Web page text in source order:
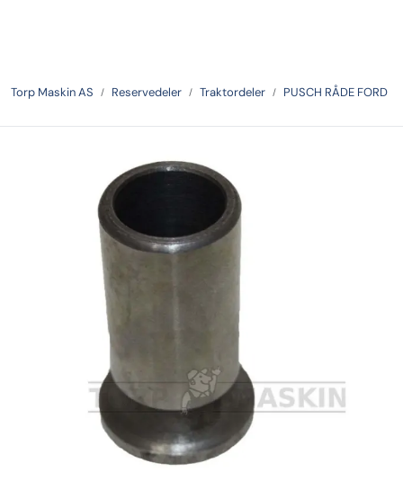
Torp Maskin AS Reservedeler Traktordeler PUSCH RÅDE FORD